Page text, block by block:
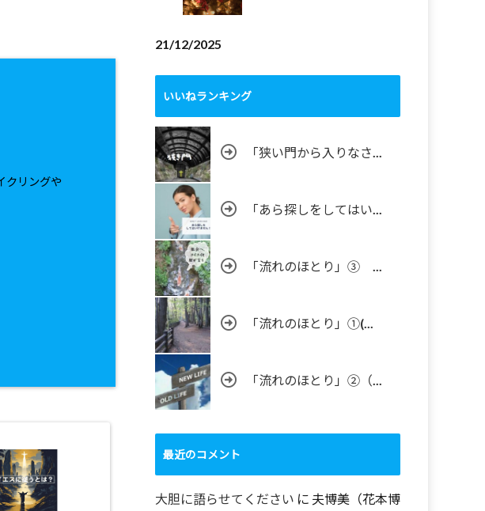
クリングや
21/12/2025
いいねランキング
「狭い門から入りなさ...
「あら探しをしてはい...
「流れのほとり」③ ...
「流れのほとり」①(...
「流れのほとり」②（...
最近のコメント
大胆に語らせてください に 夫博美（花本博